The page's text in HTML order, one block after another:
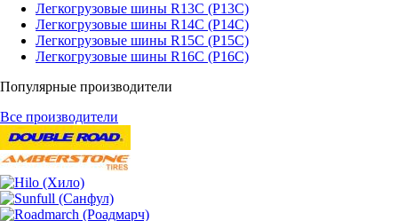
Легкогрузовые шины R13C (Р13С)
Легкогрузовые шины R14C (Р14С)
Легкогрузовые шины R15C (Р15С)
Легкогрузовые шины R16C (Р16С)
Популярные производители
Все производители